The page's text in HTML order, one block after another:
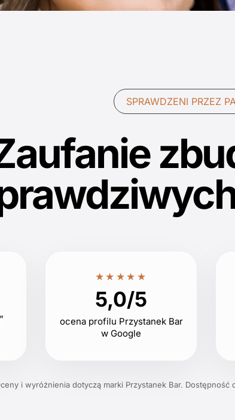
SPRAWDZENI PRZEZ
★★★★★
5,0/5
ocena profilu Przystanek Bar
w Google
i wyróżnienia dotyczą marki Przystanek Bar.